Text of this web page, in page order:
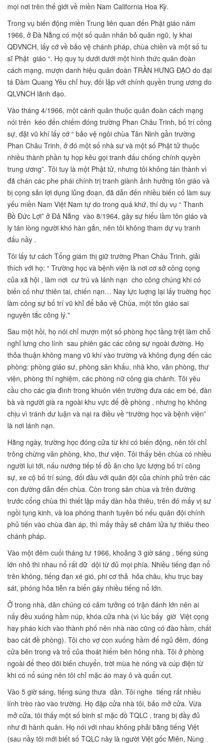
mọi nơi trên thế giới về miền Nam California Hoa Kỳ.
Trong vụ biến động miền Trung liên quan đến Phật giáo năm
1966, ở Đà Nẵng có một số quân nhân bỏ quân ngũ, ly khai
QĐVNCH, lấy cớ về bảo vệ chánh pháp, chùa chiền và một số tu
sĩ Phật giáo “. Họ quy tụ dưới dưới một hình thức quân đoàn
cách mạng, mượn danh hiệu quân đoàn TRẦN HƯNG ĐẠO do đại
tá Đàm Quang Yêu chỉ huy, đối lập với chính quyền trung ương do
QLVNCH lãnh đạo.
Vào tháng 4/1966, một cánh quân thuộc quân đoàn cách mạng
nói trên kéo đến chiếm đóng trường Phan Châu Trinh, bố trí công
sự, đặt vũ khí lấy cớ “ bảo vệ ngôi chùa Tân Ninh gần trường
Phan Châu Trinh, ở đó một số nhà sư và một số Phật tử thuộc
nhiều thành phần tụ họp kêu gọi tranh đấu chống chính quyền
trung ương”. Tôi tuy là một Phật tử, nhưng tôi không tán thành vì
đã chán các phe phái chính trị tranh giành ảnh hưởng tôn giáo và
bị cọng sản lợi dụng lủng đoạn, đã dẫn đến nhiều biến cố làm suy
yếu miền Nam Việt Nam tự do trong quá khứ, thí dụ vụ “ Thanh
Bồ Đức Lợi” ở Đả Nẵng vào 8/1964, gây sự hiểu lầm tôn giáo và
ly tán lòng người khó hàn gắn, nên tôi không tham dự vụ tranh
đấu nầy .
Tôi lấy tư cách Tổng giám thị giữ trường Phan Châu Trinh, giải
thích với họ: “ Trường học và bệnh viện là nơi cơ sở công cọng
của xã hội , làm nơi cư trú và lánh nạn cho công chúng khi có
biến cố như thiên tai, chiến nạn… Nay lực luợng lại lấy truờng học
làm công sự bố trí vũ khỉ để bảo vệ Chùa, một tôn giáo sai
nguyên tắc công lý."
Sau một hồi, họ nói chỉ mượn một số phòng học tầng trệt làm chỗ
nghỉ lưng cho lính sau phiên gác các công sự ngoài đường. Họ
thỏa thuận không mang vũ khí vào trường và không đụng đến các
phòng: phòng giáo sư, phòng sân khấu, nhà kho, văn phòng, thư
viện, phòng thí nghiệm, các phòng nữ công gia chánh. Tôi yêu
cầu cho các gia đình trong khuôn viên trường đưa các em bé, đàn
bà và người già ra ngoài khu vực để đề phòng , nhưng họ không
chịu vì tránh dư luận và nại ra điều về “trường học và bệnh viện”
là nơi lánh nạn.
Hằng ngày, trường học đóng cửa từ khi có biến động, nên tôi chỉ
trông chừng văn phòng, kho, thư viện. Tôi thấy bên chùa có nhiều
người lui tới, nấu nướng tiếp tế đồ ăn cho lực lượng bố trí công
sự, xe cộ bố trí súng, đối đầu với quân đội của chính phủ trên các
con đường dẫn đến chùa. Còn trong sân chùa và trên đường
trước cổng chùa thì thiết lập mấy dàn hỏa thiêu, trên đó mấy vị sư
ngồi tụng kinh, và loa phóng thanh tuyên bố nếu quân đội chính
phủ tiến vào chùa đàn áp, thì mấy thầy sẽ châm lửa tự thiêu theo
chánh pháp.
Vào một đêm cuối tháng tư 1966, khoảng 3 giờ sáng , tiếng súng
lớn nhỏ thi nhau nổ rất dữ dội từ đủ mọi phía. Nhiều tiếng đạn nổ
trên không, tiếng đạn xé gió, phi cơ thả hỏa châu, khu trục bay
sát, phóng hỏa tiễn ra biển gây nhiều tiếng nổ lớn.
Ở trong nhà, dân chúng có cảm tưởng có trận đánh lớn nên ai
nấy đều xuống hầm núp, khóa cửa nhà (vì lúc bấy giờ Việt cọng
hay pháo kích vào thành phố nên nhà nào cũng có đào hầm, chất
bao cát đề phòng). Tôi cho vợ con xuống hầm để ngủ đêm, đóng
cửa bên trong và trổ của thoát hiểm bên hông nhà. Tôi ở phòng
ngoài để theo dõi biến chuyển, trời mùa hè nóng và cúp điện từ
khi có nổ súng nên tôi chỉ mặc áo may ô và quẩn cụt.
Vào 5 giờ sáng, tiếng súng thưa dần. Tôi nghe tiếng rất nhiều
lính trèo rào vào trường. Họ đập cửa nhà tôi, bảo mở cửa. Vừa
mở cửa, tôi thấy một số binh sĩ mặc đồ TQLC , trang bị đầy đủ
như đi hành quân. Họ nói với nhau không phải bằng tiếng Việt
(sau nầy tôi mới biết số TQLC này là người Việt gốc Miên, Nùng